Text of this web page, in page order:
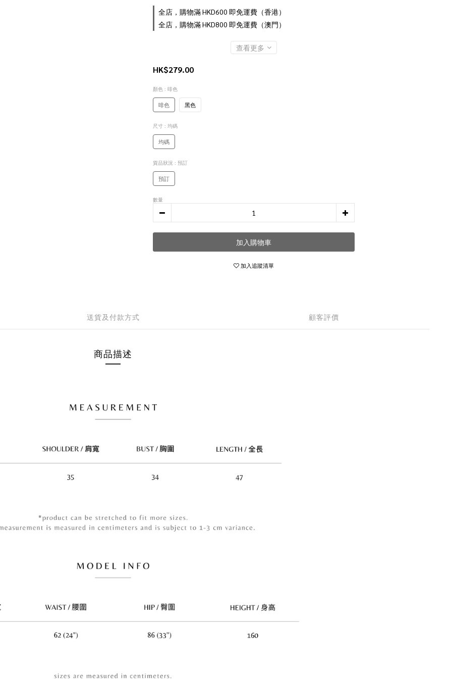
全店，購物滿 HKD600 即免運費（香港）
全店，購物滿 HKD800 即免運費（澳門）
查看更多
HK$279.00
顏色 : 啡色
啡色 黑色
尺寸 : 均碼
均碼
貨品狀況 : 預訂
預訂
數量
加入購物車
加入追蹤清單
送貨及付款方式 顧客評價
商品描述